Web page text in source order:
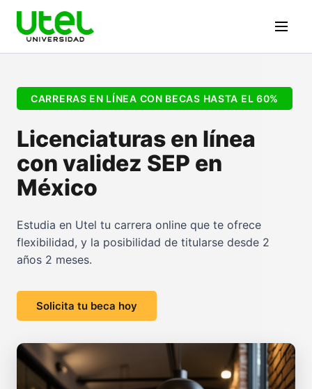
CARRERAS EN LÍNEA CON BECAS HASTA EL 60%
Licenciaturas en línea
con validez SEP en
México
Estudia en Utel tu carrera online que te ofrece
flexibilidad, y la posibilidad de titularse desde 2
años 2 meses.
Solicita tu beca hoy